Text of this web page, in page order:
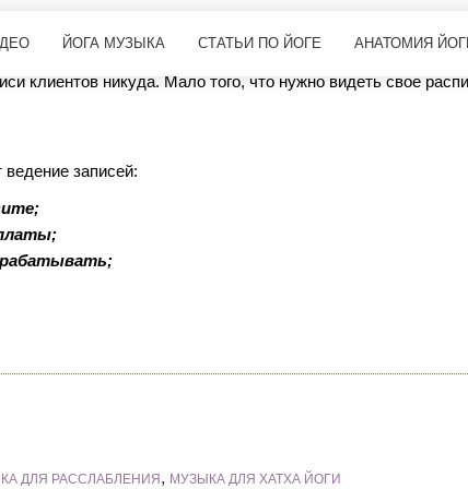
ЙОГА МУЗЫКА СТАТЬИ ПО ЙОГЕ АНАТОМИЯ
боте
клиентов никуда. Мало того, что нужно видеть свое
записей:
ДЛЯ РАССЛАБЛЕНИЯ , МУЗЫКА ДЛЯ ХАТХА ЙОГИ